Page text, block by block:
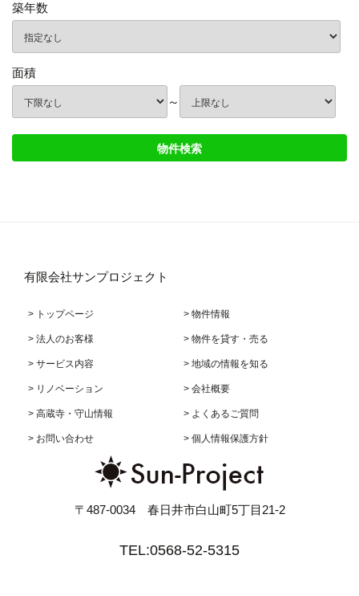
築年数
面積
～
有限会社サンプロジェクト
> トップページ > 物件情報
> 法人のお客様 > 物件を貸す・売る
> サービス内容 > 地域の情報を知る
> リノベーション > 会社概要
> 高蔵寺・守山情報 > よくあるご質問
> お問い合わせ > 個人情報保護方針
〒487-0034 春日井市白山町5丁目21-2
TEL:0568-52-5315